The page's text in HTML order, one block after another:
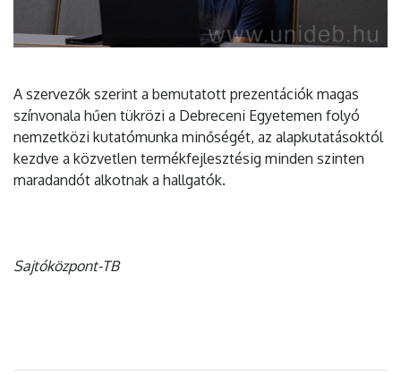
A szervezők szerint a bemutatott prezentációk magas
színvonala hűen tükrözi a Debreceni Egyetemen folyó
nemzetközi kutatómunka minőségét, az alapkutatásoktól
kezdve a közvetlen termékfejlesztésig minden szinten
maradandót alkotnak a hallgatók.
Sajtóközpont-TB